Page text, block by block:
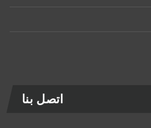
اتصل بنا